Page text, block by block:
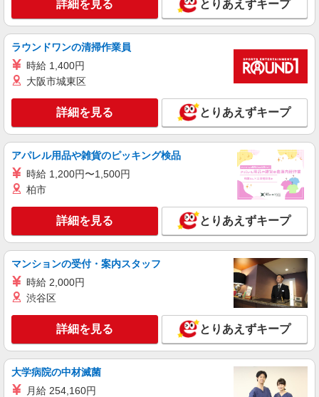
キープ 詳細を見る
アルバイト
株式会社バイトレ（ADM814620）
時給1266円（就業先により異なる）
茨城県土浦市
キープ 詳細を見る
株式会社バイトレ（ADM815651）
コツコツ派歓迎｜見る・分ける・貼るだけ♪倉
庫内軽作業
時給1300円（就業先により異なる）
キープ 詳細を見る
アルバイト パート
株式会社バイトレ（ADM815654）
未経験9割！説明通りにやるだけのシンプル軽
詳細を見る とりあえずキープ
ラウンドワンの清掃作業員
時給 1,400円
大阪市城東区
詳細を見る とりあえずキープ
アパレル用品や雑貨のピッキング検品
時給 1,200円〜1,500円
柏市
詳細を見る とりあえずキープ
マンションの受付・案内スタッフ
時給 2,000円
渋谷区
詳細を見る とりあえずキープ
大学病院の中材滅菌
月給 254,160円